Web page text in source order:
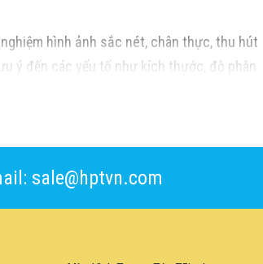
hình ảnh sắc nét, chân thực, thu hút
ý đến các yếu tố như kích thước, độ phân
phối màn hình LED hàng đầu Việt Nam,
hàng.
sale@hptvn.com